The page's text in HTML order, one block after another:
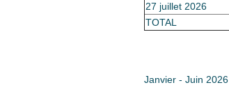
27 juillet 2026
TOTAL
Janvier - Juin 2026